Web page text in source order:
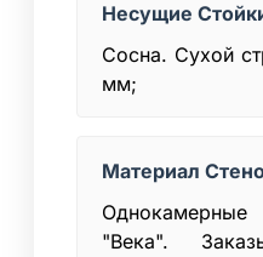
Несущие
Сосна. Сухой
мм;
Материал
"Века".